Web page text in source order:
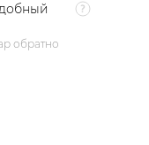
обратно